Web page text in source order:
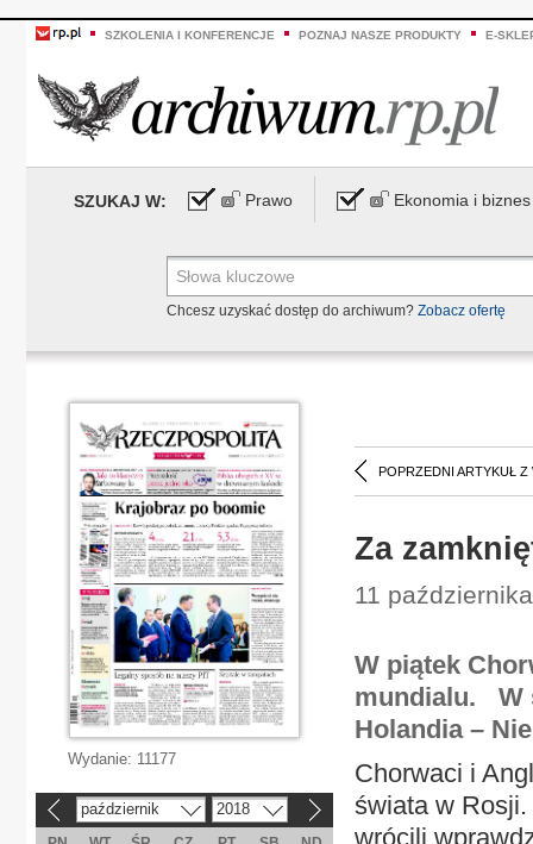
SZKOLENIA I KONFERENCJE POZNAJ NASZE PRODUKTY E-
SZUKAJ W: Prawo Ekonomia i biznes
Chcesz uzyskać dostęp do archiwum? Zobacz ofertę
POPRZEDNI ARTYKUŁ Z
Za
11
W piątek
mundialu. W
Holandia –
Chorwaci i
świata w
wrócili
Wydanie: 11177
październik 2018